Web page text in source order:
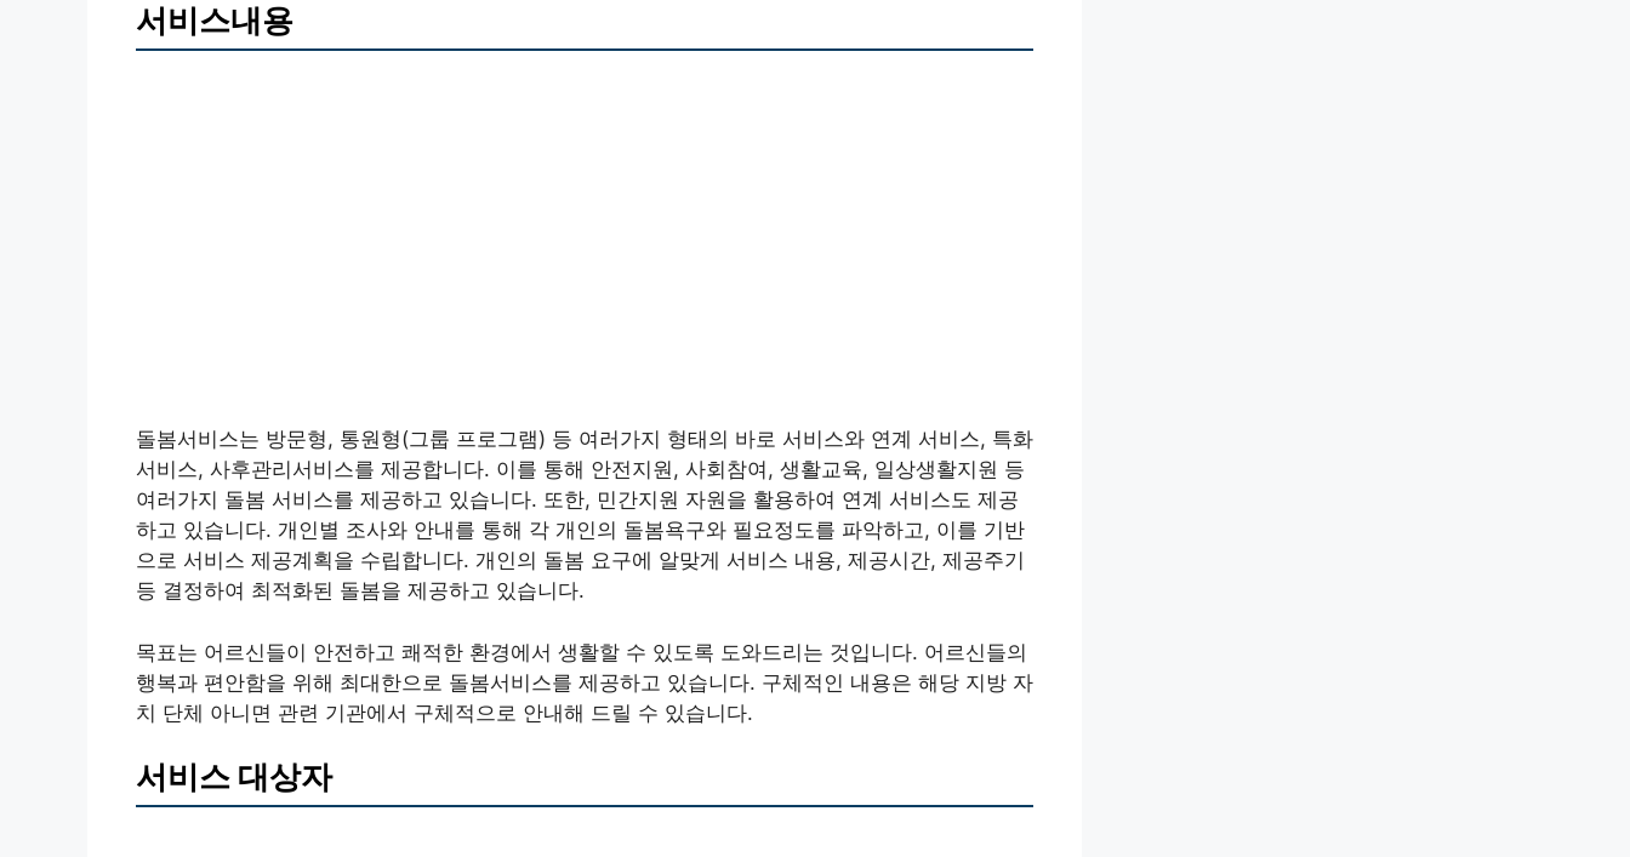
서비스내용
돌봄서비스는 방문형, 통원형(그룹 프로그램) 등 여러가지 형태의 바로 서비스와 연계 서비스, 특화
서비스, 사후관리서비스를 제공합니다. 이를 통해 안전지원, 사회참여, 생활교육, 일상생활지원 등
여러가지 돌봄 서비스를 제공하고 있습니다. 또한, 민간지원 자원을 활용하여 연계 서비스도 제공
하고 있습니다. 개인별 조사와 안내를 통해 각 개인의 돌봄욕구와 필요정도를 파악하고, 이를 기반
으로 서비스 제공계획을 수립합니다. 개인의 돌봄 요구에 알맞게 서비스 내용, 제공시간, 제공주기
등 결정하여 최적화된 돌봄을 제공하고 있습니다.
목표는 어르신들이 안전하고 쾌적한 환경에서 생활할 수 있도록 도와드리는 것입니다. 어르신들의
행복과 편안함을 위해 최대한으로 돌봄서비스를 제공하고 있습니다. 구체적인 내용은 해당 지방 자
치 단체 아니면 관련 기관에서 구체적으로 안내해 드릴 수 있습니다.
서비스 대상자